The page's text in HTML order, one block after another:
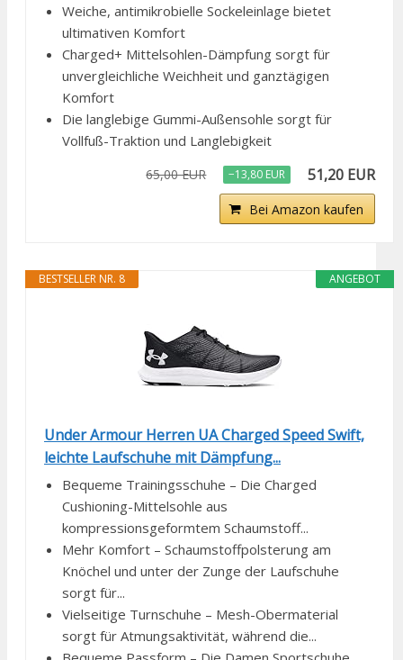
Weiche, antimikrobielle Sockeleinlage bietet
ultimativen Komfort
Charged+ Mittelsohlen-Dämpfung sorgt für
unvergleichliche Weichheit und ganztägigen
Komfort
Die langlebige Gummi-Außensohle sorgt für
Vollfuß-Traktion und Langlebigkeit
65,00 EUR −13,80 EUR 51,20 EUR
Bei Amazon kaufen
ANGEBOT
BESTSELLER NR. 8
Under Armour Herren UA Charged Speed Swift,
leichte Laufschuhe mit Dämpfung...
Bequeme Trainingsschuhe – Die Charged
Cushioning-Mittelsohle aus
kompressionsgeformtem Schaumstoff...
Mehr Komfort – Schaumstoffpolsterung am
Knöchel und unter der Zunge der Laufschuhe
sorgt für...
Vielseitige Turnschuhe – Mesh-Obermaterial
sorgt für Atmungsaktivität, während die...